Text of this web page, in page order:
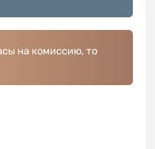
на комиссию, то